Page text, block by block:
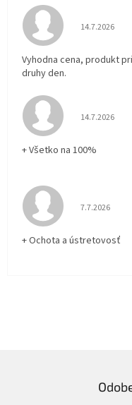
Hodnotenie
14.7.2026
Vyhodna cena, produkt
druhy den.
Hodnotenie
14.7.2026
+ Všetko na 100%
Hodnotenie
7.7.2026
+ Ochota a ústretovosť